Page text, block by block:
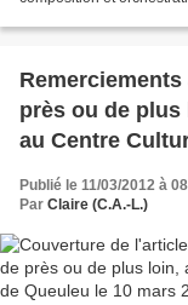
près ou de
au Centre
15 heures
Publié le 11/03/2012 à
Par Claire (C.A.-L.)